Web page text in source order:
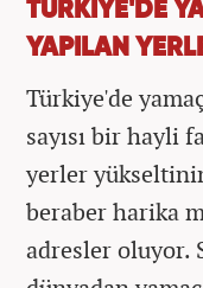
TÜRKİYE'DE
YAPILAN
Türkiye'de
sayısı bir hayli
yerler
beraber harika
adresler oluyor.